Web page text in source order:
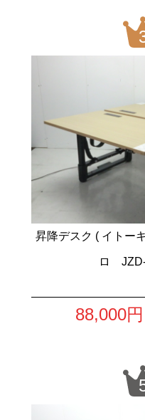
昇降デスク ( イトー
ロ
88,000円